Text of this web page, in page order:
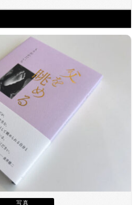
写真